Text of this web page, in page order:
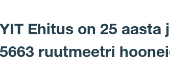
Ehitus on 25
ruutmeetri